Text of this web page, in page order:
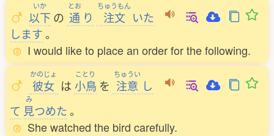
いか
以下 の
とお
通 り
ちゅうもん
注文 いた
します。
I would like to place an order for the following.
かのじょ
彼女 は
ことり
小鳥 を
ちゅうい
注意 し
て
み
見つめた。
She watched the bird carefully.